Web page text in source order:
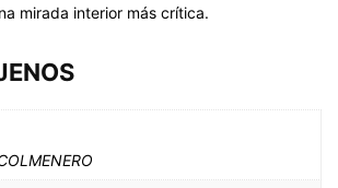
mirada interior más crítica.